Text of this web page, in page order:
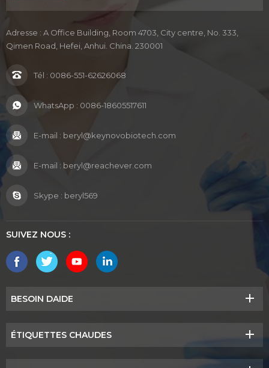
Adresse : A Office Building, Room 4703, City centre, No. 333,
Qimen Road, Hefei, Anhui. China. 230001
Tél : 0086-551-62626068
WhatsApp : 0086-18605517611
E-mail : beryl@keynovobiotech.com
E-mail : beryl@reachever.com
Skype : beryl569
SUIVEZ NOUS :
BESOIN DAIDE
ÉTIQUETTES CHAUDES